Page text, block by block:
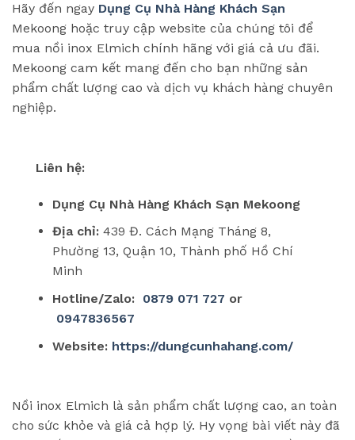
Hãy đến ngay Dụng Cụ Nhà Hàng Khách Sạn
Mekoong hoặc truy cập website của chúng tôi để
mua nồi inox Elmich chính hãng với giá cả ưu đãi.
Mekoong cam kết mang đến cho bạn những sản
phẩm chất lượng cao và dịch vụ khách hàng chuyên
nghiệp.
Liên hệ:
Dụng Cụ Nhà Hàng Khách Sạn Mekoong
Địa chỉ:439 Đ. Cách Mạng Tháng 8,
Phường 13, Quận 10, Thành phố Hồ Chí
Minh
Hotline/Zalo: 0879 071 727 or
0947836567
Website: https://dungcunhahang.com/
Nồi inox Elmich là sản phẩm chất lượng cao, an toàn
cho sức khỏe và giá cả hợp lý. Hy vọng bài viết này đã